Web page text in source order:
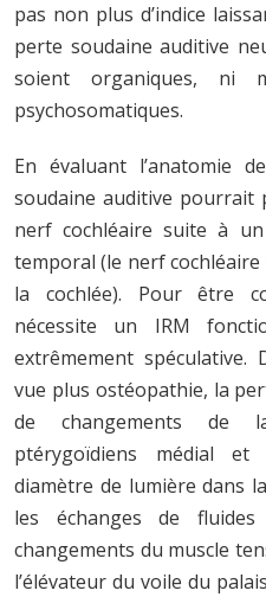
pas non plus d’indice
perte soudaine auditive
soient organiques, ni
psychosomatiques.
En évaluant l’anatomie
soudaine auditive pourrait
nerf cochléaire suite à
temporal (le nerf cochléaire
la cochlée). Pour être
nécessite un IRM
extrêmement spéculative.
vue plus ostéopathie, la
de changements de
ptérygoïdiens médial
diamètre de lumière dans
les échanges de
changements du muscle
l’élévateur du voile du